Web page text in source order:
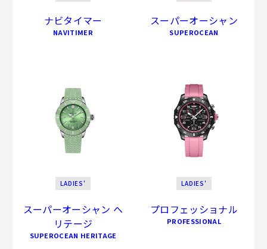
ナビタイマー
NAVITIMER
スーパーオーシャン
SUPEROCEAN
LADIES'
スーパーオーシャン ヘ
リテージ
SUPEROCEAN HERITAGE
LADIES'
プロフェッショナル
PROFESSIONAL